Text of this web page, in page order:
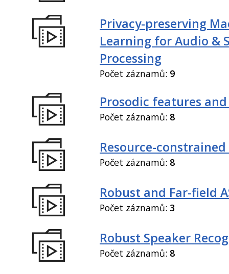
Privacy-preserving
Learning for Audio &
Processing
Počet záznamů: 9
Prosodic features
Počet záznamů: 8
Resource-constrained
Počet záznamů: 8
Robust and Far-field
Počet záznamů: 3
Robust Speaker
Počet záznamů: 8